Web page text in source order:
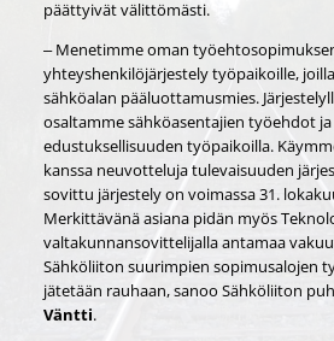
päättyivät välittömästi.
‒ Menetimme oman
yhteyshenkilöjärjestely työpaikoille,
sähköalan pääluottamusmies.
osaltamme sähköasentajien työehdot
edustuksellisuuden työpaikoilla.
kanssa neuvotteluja tulevaisuuden
sovittu järjestely on voimassa 31.
Merkittävänä asiana pidän myös
valtakunnansovittelijalla antamaa
Sähköliiton suurimpien sopimusalojen
jätetään rauhaan, sanoo Sähköliiton
Väntti.